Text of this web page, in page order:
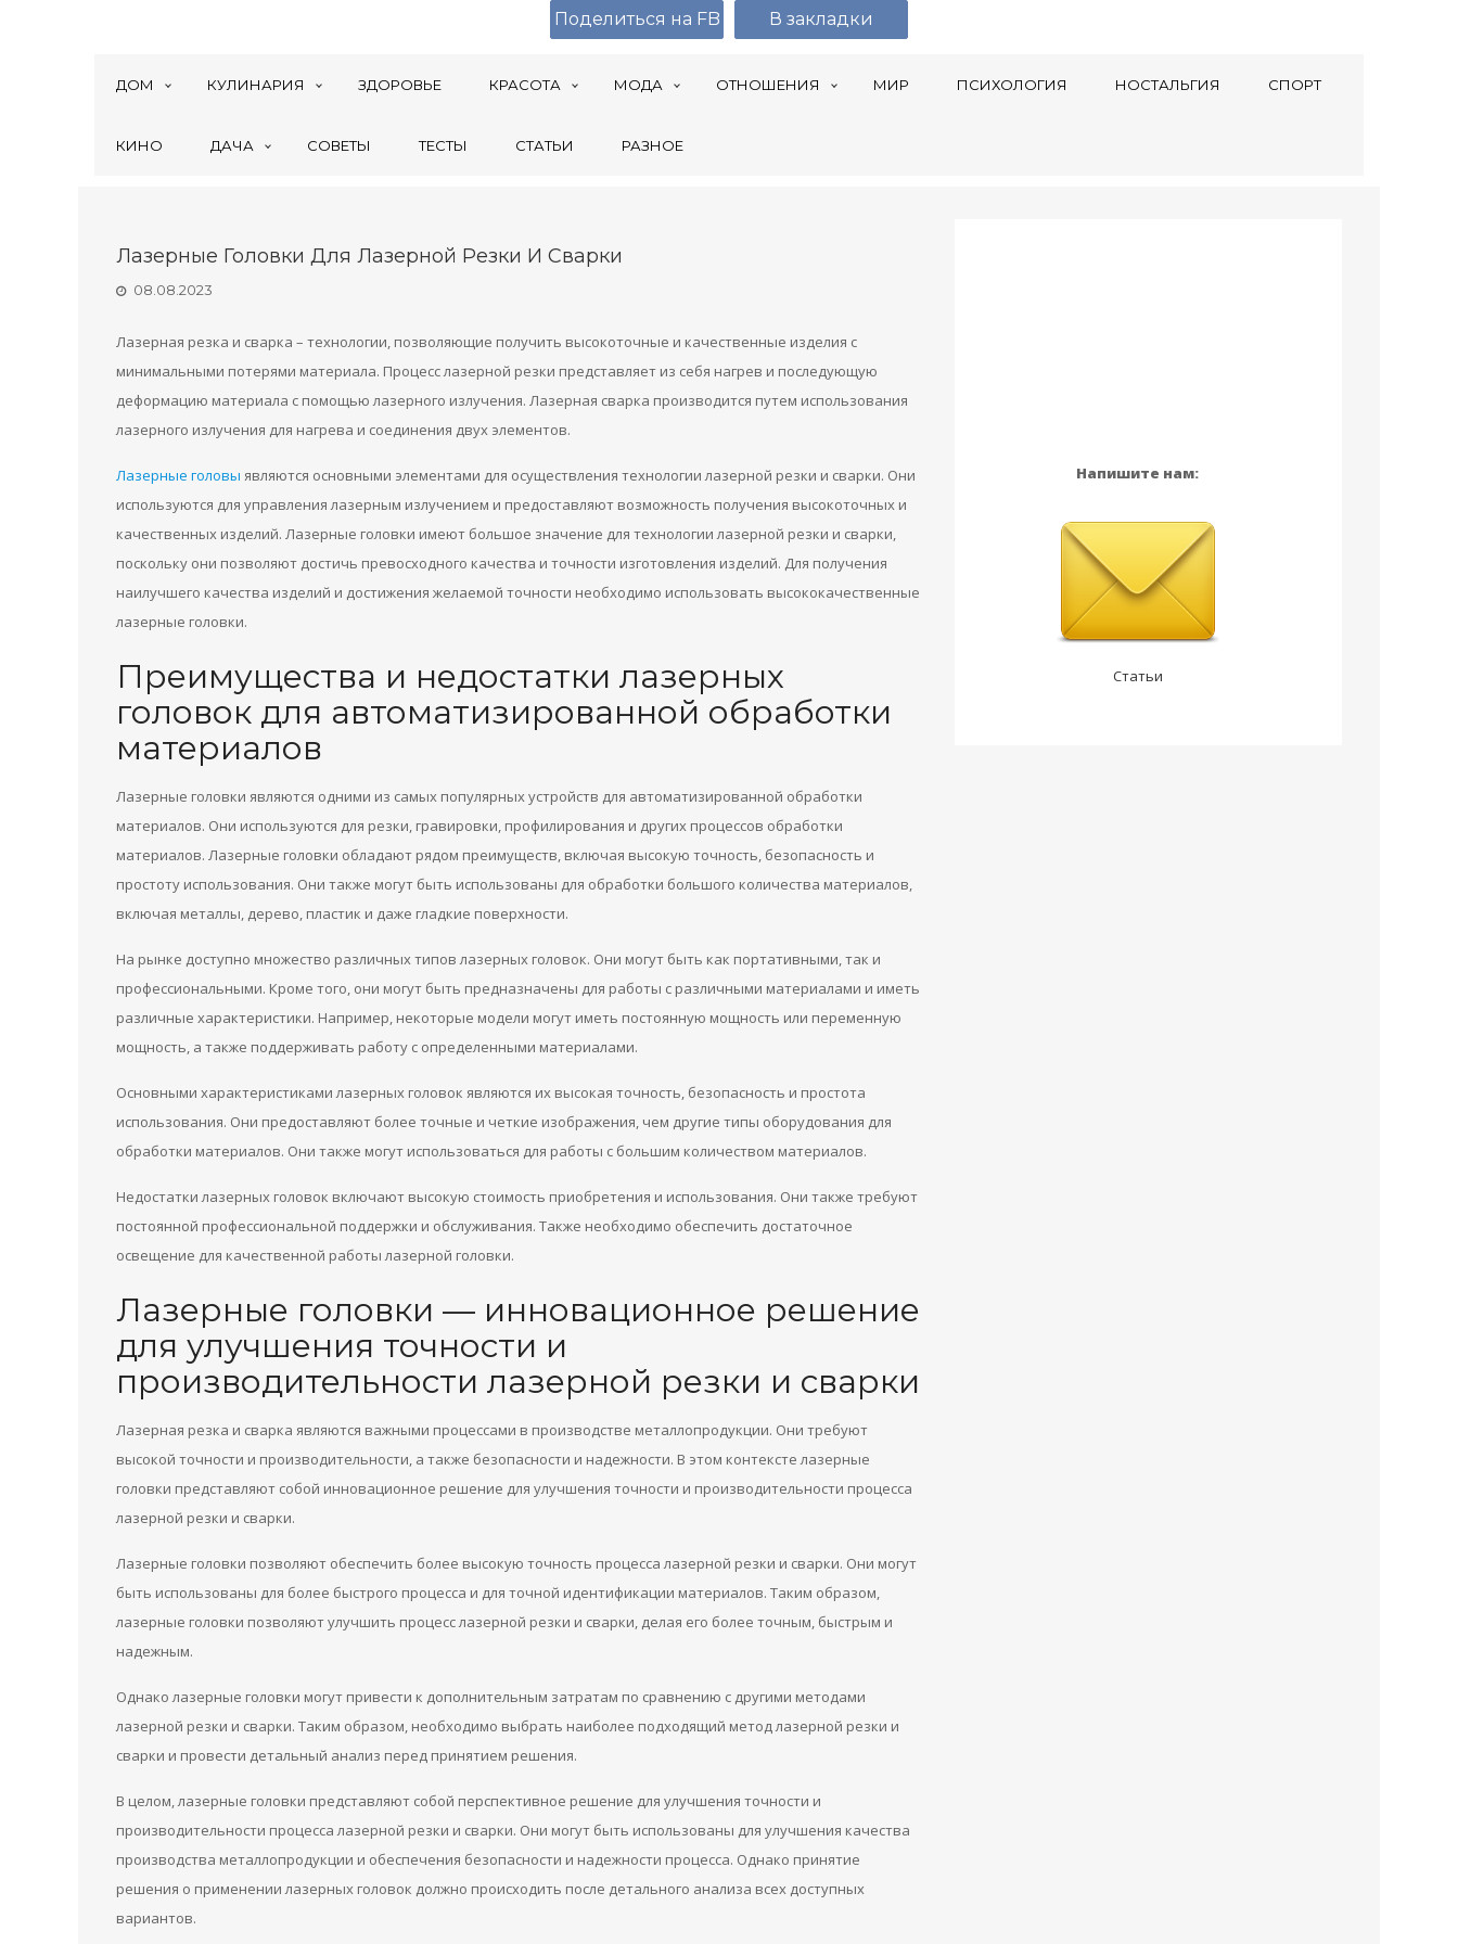
ДОМ КУЛИНАРИЯ ЗДОРОВЬЕ КРАСОТА МОДА ОТНОШЕНИЯ МИР ПСИХОЛОГИЯ НОСТАЛЬГИЯ СПОРТ
КИНО ДАЧА СОВЕТЫ ТЕСТЫ СТАТЬИ РАЗНОЕ
Лазерные Головки Для Лазерной Резки И Сварки
08.08.2023
Лазерная резка и сварка – технологии, позволяющие получить высокоточные и качественные изделия с
минимальными потерями материала. Процесс лазерной резки представляет из себя нагрев и последующую
деформацию материала с помощью лазерного излучения. Лазерная сварка производится путем использования
лазерного излучения для нагрева и соединения двух элементов.
Лазерные головы являются основными элементами для осуществления технологии лазерной резки и сварки. Они
используются для управления лазерным излучением и предоставляют возможность получения высокоточных и
качественных изделий. Лазерные головки имеют большое значение для технологии лазерной резки и сварки,
поскольку они позволяют достичь превосходного качества и точности изготовления изделий. Для получения
наилучшего качества изделий и достижения желаемой точности необходимо использовать высококачественные
лазерные головки.
Преимущества и недостатки лазерных
головок для автоматизированной обработки
материалов
Лазерные головки являются одними из самых популярных устройств для автоматизированной обработки
материалов. Они используются для резки, гравировки, профилирования и других процессов обработки
материалов. Лазерные головки обладают рядом преимуществ, включая высокую точность, безопасность и
простоту использования. Они также могут быть использованы для обработки большого количества материалов,
включая металлы, дерево, пластик и даже гладкие поверхности.
На рынке доступно множество различных типов лазерных головок. Они могут быть как портативными, так и
профессиональными. Кроме того, они могут быть предназначены для работы с различными материалами и иметь
различные характеристики. Например, некоторые модели могут иметь постоянную мощность или переменную
мощность, а также поддерживать работу с определенными материалами.
Основными характеристиками лазерных головок являются их высокая точность, безопасность и простота
использования. Они предоставляют более точные и четкие изображения, чем другие типы оборудования для
обработки материалов. Они также могут использоваться для работы с большим количеством материалов.
Недостатки лазерных головок включают высокую стоимость приобретения и использования. Они также требуют
постоянной профессиональной поддержки и обслуживания. Также необходимо обеспечить достаточное
освещение для качественной работы лазерной головки.
Лазерные головки — инновационное решение
для улучшения точности и
производительности лазерной резки и сварки
Лазерная резка и сварка являются важными процессами в производстве металлопродукции. Они требуют
высокой точности и производительности, а также безопасности и надежности. В этом контексте лазерные
головки представляют собой инновационное решение для улучшения точности и производительности процесса
лазерной резки и сварки.
Лазерные головки позволяют обеспечить более высокую точность процесса лазерной резки и сварки. Они могут
быть использованы для более быстрого процесса и для точной идентификации материалов. Таким образом,
лазерные головки позволяют улучшить процесс лазерной резки и сварки, делая его более точным, быстрым и
надежным.
Однако лазерные головки могут привести к дополнительным затратам по сравнению с другими методами
лазерной резки и сварки. Таким образом, необходимо выбрать наиболее подходящий метод лазерной резки и
сварки и провести детальный анализ перед принятием решения.
В целом, лазерные головки представляют собой перспективное решение для улучшения точности и
производительности процесса лазерной резки и сварки. Они могут быть использованы для улучшения качества
производства металлопродукции и обеспечения безопасности и надежности процесса. Однако принятие
решения о применении лазерных головок должно происходить после детального анализа всех доступных
вариантов.
Напишите нам:
Статьи
Поделиться на FB В закладки